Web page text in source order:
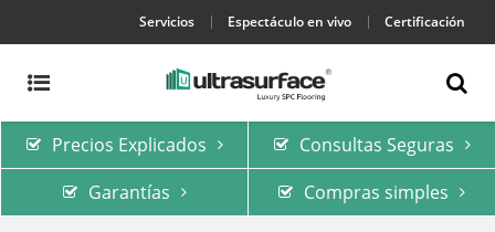
Servicios Espectáculo en vivo Certificación
Precios Explicados
Consultas Seguras
Garantías
Compras simples